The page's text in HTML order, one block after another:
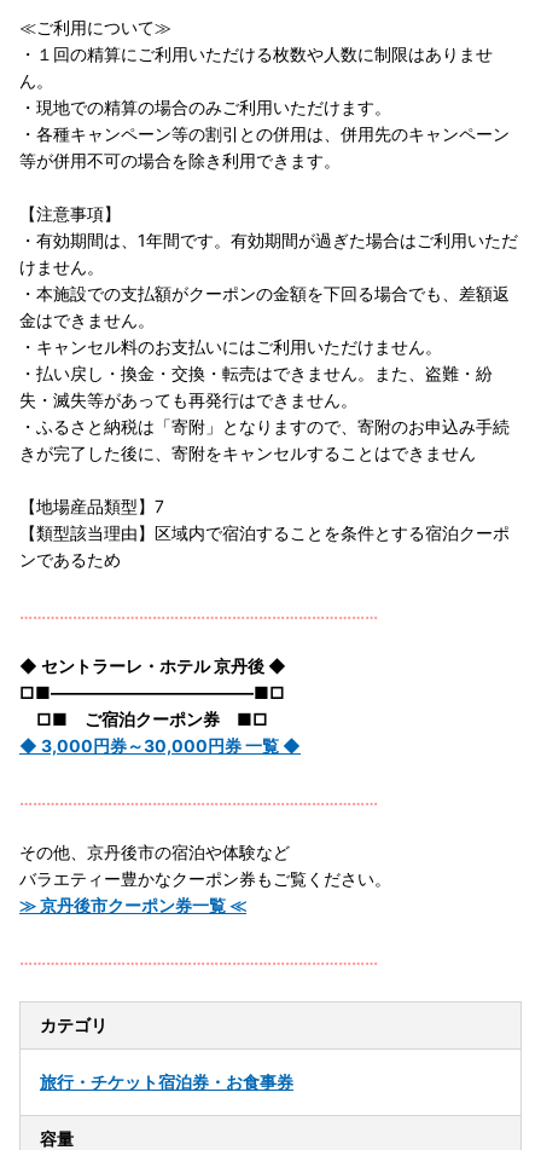
≪ご利用について≫
・１回の精算にご利用いただける枚数や人数に制限はありませ
ん。
・現地での精算の場合のみご利用いただけます。
・各種キャンペーン等の割引との併用は、併用先のキャンペーン
等が併用不可の場合を除き利用できます。
【注意事項】
・有効期間は、1年間です。有効期間が過ぎた場合はご利用いただ
けません。
・本施設での支払額がクーポンの金額を下回る場合でも、差額返
金はできません。
・キャンセル料のお支払いにはご利用いただけません。
・払い戻し・換金・交換・転売はできません。また、盗難・紛
失・滅失等があっても再発行はできません。
・ふるさと納税は「寄附」となりますので、寄附のお申込み手続
きが完了した後に、寄附をキャンセルすることはできません
【地場産品類型】7
【類型該当理由】区域内で宿泊することを条件とする宿泊クーポ
ンであるため
………………………………………………………………………
◆ セントラーレ・ホテル 京丹後 ◆
□■――――――――――――■□
□■ ご宿泊クーポン券 ■□
◆ 3,000円券～30,000円券 一覧 ◆
………………………………………………………………………
その他、京丹後市の宿泊や体験など
バラエティー豊かなクーポン券もご覧ください。
≫ 京丹後市クーポン券一覧 ≪
………………………………………………………………………
カテゴリ
旅行・チケット宿泊券・お食事券
容量